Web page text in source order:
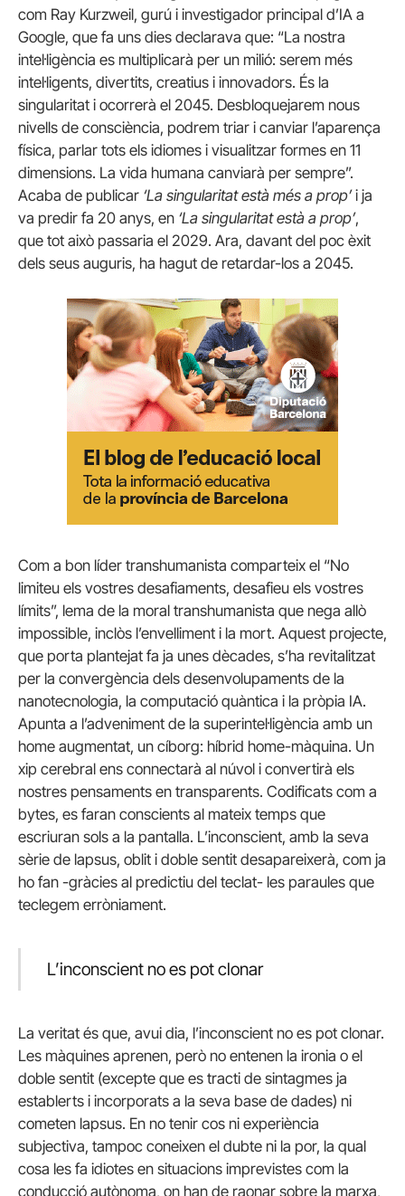
com Ray Kurzweil, gurú i investigador principal d’IA a
Google, que fa uns dies declarava que: “La nostra
intel·ligència es multiplicarà per un milió: serem més
intel·ligents, divertits, creatius i innovadors. És la
singularitat i ocorrerà el 2045. Desbloquejarem nous
nivells de consciència, podrem triar i canviar l’aparença
física, parlar tots els idiomes i visualitzar formes en 11
dimensions. La vida humana canviarà per sempre”.
Acaba de publicar ‘La singularitat està més a prop’i ja
va predir fa 20 anys, en ‘La singularitat està a prop’,
que tot això passaria el 2029. Ara, davant del poc èxit
dels seus auguris, ha hagut de retardar-los a 2045.
Com a bon líder transhumanista comparteix el “No
limiteu els vostres desafiaments, desafieu els vostres
límits”, lema de la moral transhumanista que nega allò
impossible, inclòs l’envelliment i la mort. Aquest projecte,
que porta plantejat fa ja unes dècades, s’ha revitalitzat
per la convergència dels desenvolupaments de la
nanotecnologia, la computació quàntica i la pròpia IA.
Apunta a l’adveniment de la superintel·ligència amb un
home augmentat, un cíborg: híbrid home-màquina. Un
xip cerebral ens connectarà al núvol i convertirà els
nostres pensaments en transparents. Codificats com a
bytes, es faran conscients al mateix temps que
escriuran sols a la pantalla. L’inconscient, amb la seva
sèrie de lapsus, oblit i doble sentit desapareixerà, com ja
ho fan -gràcies al predictiu del teclat- les paraules que
teclegem erròniament.
L’inconscient no es pot clonar
La veritat és que, avui dia, l’inconscient no es pot clonar.
Les màquines aprenen, però no entenen la ironia o el
doble sentit (excepte que es tracti de sintagmes ja
establerts i incorporats a la seva base de dades) ni
cometen lapsus. En no tenir cos ni experiència
subjectiva, tampoc coneixen el dubte ni la por, la qual
cosa les fa idiotes en situacions imprevistes com la
conducció autònoma, on han de raonar sobre la marxa,